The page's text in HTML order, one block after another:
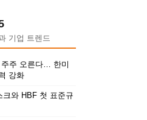
기업 트렌드
주 오른다… 한미
강화
와 HBF 첫 표준규